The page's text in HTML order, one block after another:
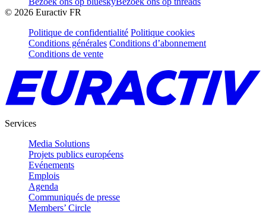
© 2026 Euractiv FR
Politique de confidentialité Politique cookies
Conditions générales Conditions d’abonnement
Conditions de vente
Services
Media Solutions
Projets publics européens
Evénements
Emplois
Agenda
Communiqués de presse
Members’ Circle